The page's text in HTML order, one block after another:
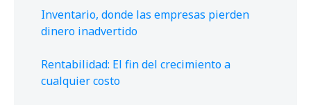
Inventario, donde las empresas pierden
dinero inadvertido
Rentabilidad: El fin del crecimiento a
cualquier costo